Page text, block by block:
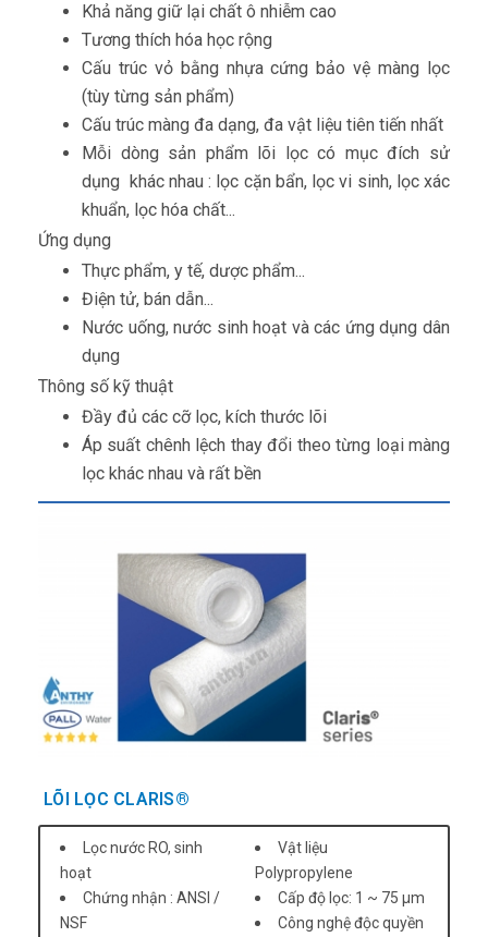
Khả năng giữ lại chất ô nhiễm cao
Tương thích hóa học rộng
Cấu trúc vỏ bằng nhựa cứng bảo vệ màng lọc
(tùy từng sản phẩm)
Cấu trúc màng đa dạng, đa vật liệu tiên tiến nhất
Mỗi dòng sản phẩm lõi lọc có mục đích sử
dụng khác nhau : lọc cặn bẩn, lọc vi sinh, lọc xác
khuẩn, lọc hóa chất...
Ứng dụng
Thực phẩm, y tế, dược phẩm...
Điện tử, bán dẫn...
Nước uống, nước sinh hoạt và các ứng dụng dân
dụng
Thông số kỹ thuật
Đầy đủ các cỡ lọc, kích thước lõi
Áp suất chênh lệch thay đổi theo từng loại màng
lọc khác nhau và rất bền
LÕI LỌC CLARIS®
Lọc nước RO, sinh
hoạt
Vật liệu
Polypropylene
Chứng nhận : ANSI /
NSF
Cấp độ lọc: 1 ~ 75 µm
Công nghệ độc quyền